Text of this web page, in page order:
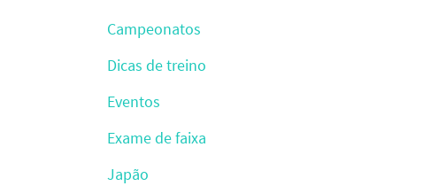
Campeonatos
Dicas de treino
Eventos
Exame de faixa
Japão